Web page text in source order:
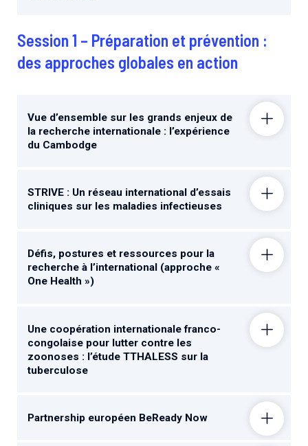
Session 1 – Préparation et prévention :
des approches globales en action
Vue d’ensemble sur les grands enjeux de
la recherche internationale : l’expérience
du Cambodge
STRIVE : Un réseau international d’essais
cliniques sur les maladies infectieuses
Défis, postures et ressources pour la
recherche à l’international (approche «
One Health »)
Une coopération internationale franco-
congolaise pour lutter contre les
zoonoses : l’étude TTHALESS sur la
tuberculose
Partnership européen BeReady Now